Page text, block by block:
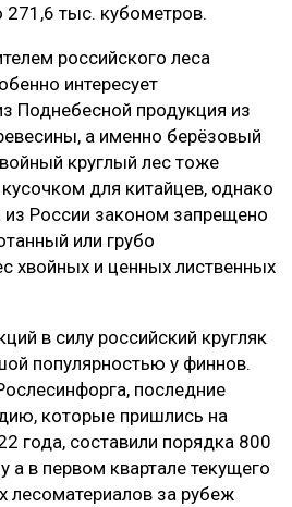
271,6 тыс. кубометров.
российского леса
интересует
Поднебесной продукция из
а именно берёзовый
круглый лес тоже
для китайцев, однако
из России законом запрещено
или грубо
хвойных и ценных лиственных
в силу российский кругляк
популярностью у финнов.
последние
которые пришлись на
года, составили порядка 800
а в первом квартале текущего
лесоматериалов за рубеж